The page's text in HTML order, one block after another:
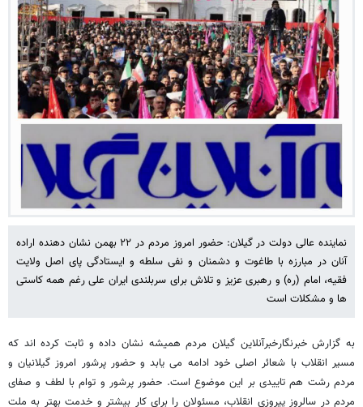
نماینده عالی دولت در گیلان: حضور امروز مردم در ۲۲ بهمن نشان دهنده اراده
آنان در مبارزه با طاغوت و دشمنان و نفی سلطه و ایستادگی پای اصل ولایت
فقیه، امام (ره) و رهبری عزیز و تلاش برای سربلندی ایران علی رغم همه کاستی
ها و مشکلات است
به گزارش خبرنگارخبرآنلاین گیلان مردم همیشه نشان داده و ثابت کرده اند که
مسیر انقلاب با شعائر اصلی خود ادامه می یابد و حضور پرشور امروز گیلانیان و
مردم رشت هم تاییدی بر این موضوع است. حضور پرشور و توام با لطف و صفای
مردم در سالروز پیروزی انقلاب، مسئولان را برای کار بیشتر و خدمت بهتر به ملت